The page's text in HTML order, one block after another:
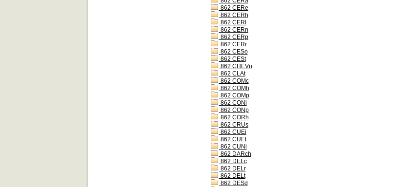
862 CERe
862 CERh
862 CERl
862 CERn
862 CERp
862 CERr
862 CESo
862 CESt
862 CHEVn
862 CLAt
862 COMc
862 COMh
862 COMp
862 CONl
862 CONp
862 CORh
862 CRUs
862 CUEi
862 CUEt
862 CUNi
862 DARch
862 DELc
862 DELr
862 DELt
862 DESd